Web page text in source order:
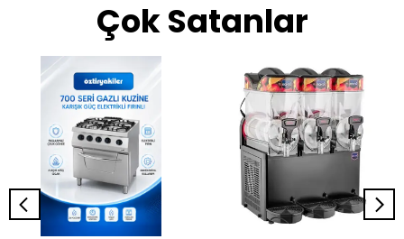
Çok Satanlar